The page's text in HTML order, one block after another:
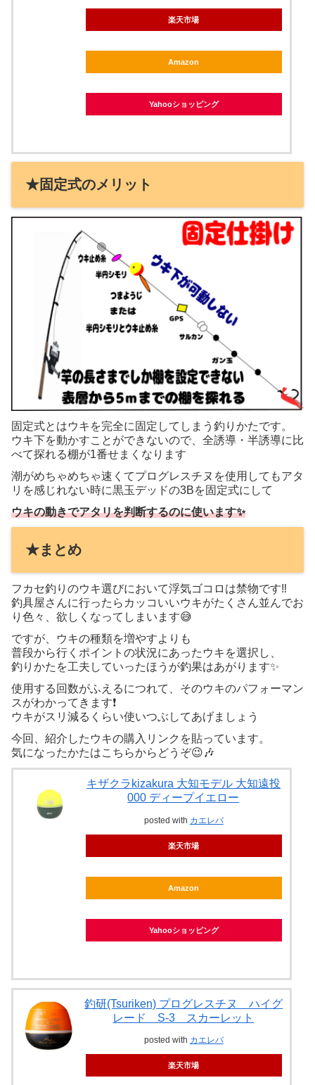
楽天市場
Amazon
Yahooショッピング
★固定式のメリット
固定式とはウキを完全に固定してしまう釣りかたです。
ウキ下を動かすことができないので、全誘導・半誘導に比
べて探れる棚が1番せまくなります
潮がめちゃめちゃ速くてプログレスチヌを使用してもアタ
リを感じれない時に黒玉デッドの3Bを固定式にして
ウキの動きでアタリを判断するのに使います✨
★まとめ
フカセ釣りのウキ選びにおいて浮気ゴコロは禁物です‼️
釣具屋さんに行ったらカッコいいウキがたくさん並んでお
り色々、欲しくなってしまいます😅
ですが、ウキの種類を増やすよりも
普段から行くポイントの状況にあったウキを選択し、
釣りかたを工夫していったほうが釣果はあがります✨
使用する回数がふえるにつれて、そのウキのパフォーマン
スがわかってきます❗️
ウキがスリ減るくらい使いつぶしてあげましょう
今回、紹介したウキの購入リンクを貼っています。
気になったかたはこちらからどうぞ😉🎶
キザクラkizakura 大知モデル 大知遠投
000 ディープイエロー
posted with カエレバ
楽天市場
Amazon
Yahooショッピング
釣研(Tsuriken) プログレスチヌ ハイグ
レード S-3 スカーレット
posted with カエレバ
楽天市場